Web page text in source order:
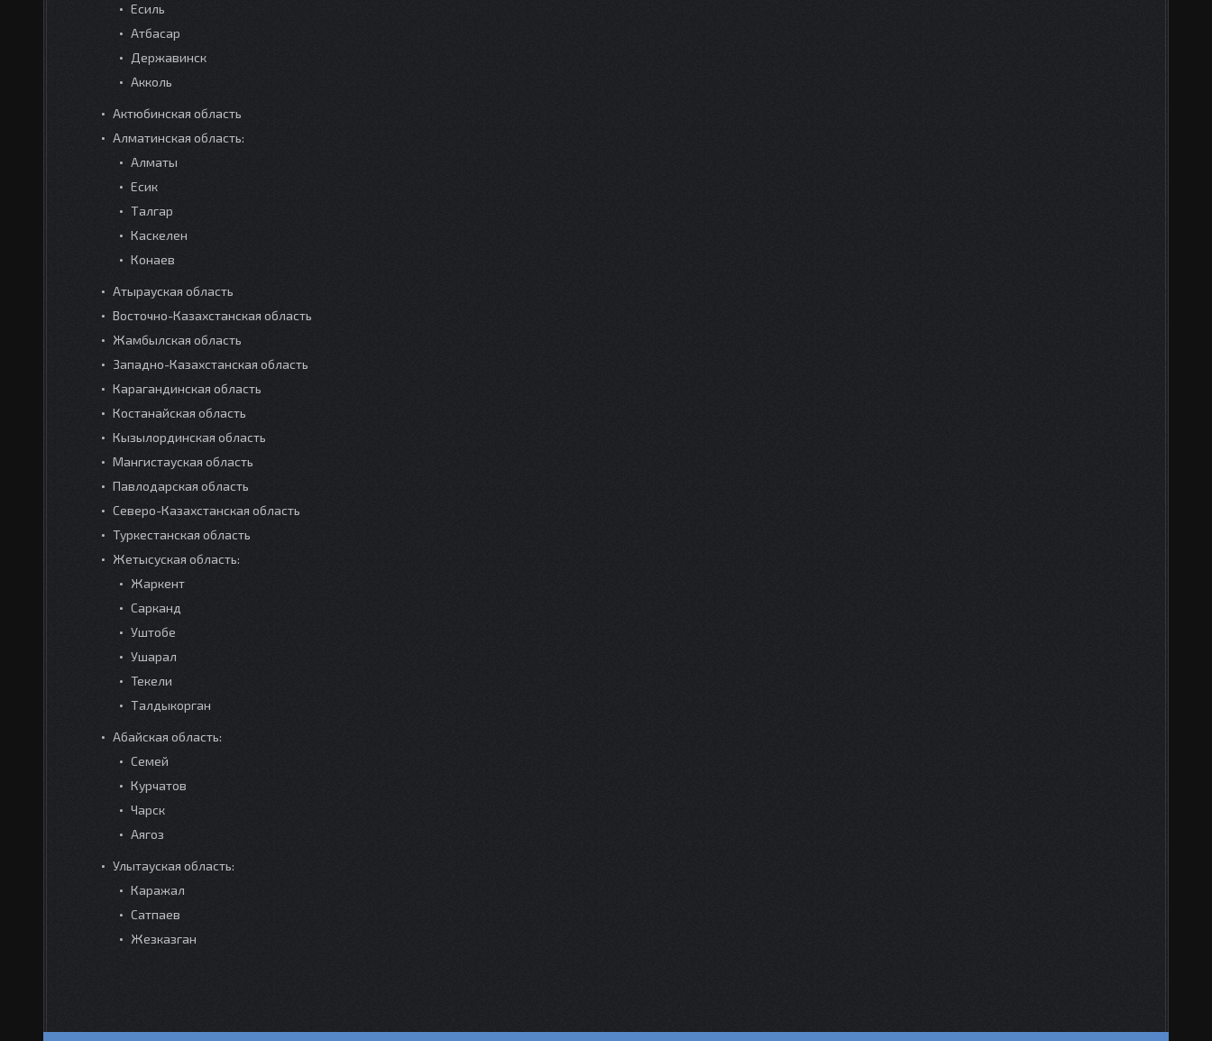
Есиль
Атбасар
Державинск
Акколь
Актюбинская область
Алматинская область:
Алматы
Есик
Талгар
Каскелен
Конаев
Атырауская область
Восточно-Казахстанская область
Жамбылская область
Западно-Казахстанская область
Карагандинская область
Костанайская область
Кызылординская область
Мангистауская область
Павлодарская область
Северо-Казахстанская область
Туркестанская область
Жетысуская область:
Жаркент
Сарканд
Уштобе
Ушарал
Текели
Талдыкорган
Абайская область:
Семей
Курчатов
Чарск
Аягоз
Улытауская область:
Каражал
Сатпаев
Жезказган